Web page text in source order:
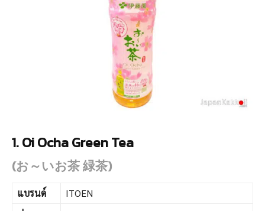
1. Oi Ocha Green Tea
(お～いお茶 緑茶)
แบรนด์
ITOEN